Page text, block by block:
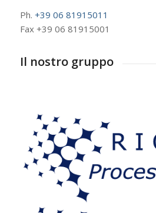
Ph. +39 06 81915011
Fax +39 06 81915001
Il nostro gruppo